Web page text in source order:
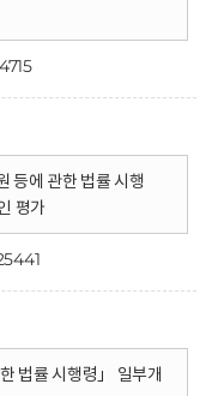
등에 관한 법률 시행
평가
법률 시행령」 일부개